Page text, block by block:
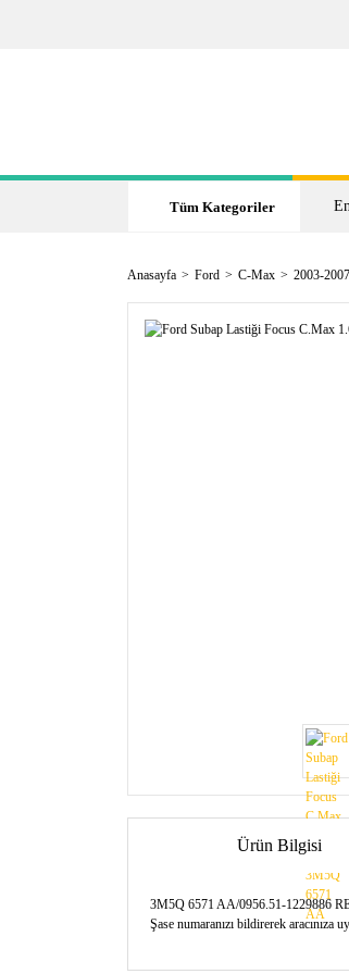
Tüm Kategoriler
Anasayfa Ford C-Max 2003-
Ürün Bilgisi
3M5Q 6571 AA/0956.51-1229886
Şase numaranızı bildirerek